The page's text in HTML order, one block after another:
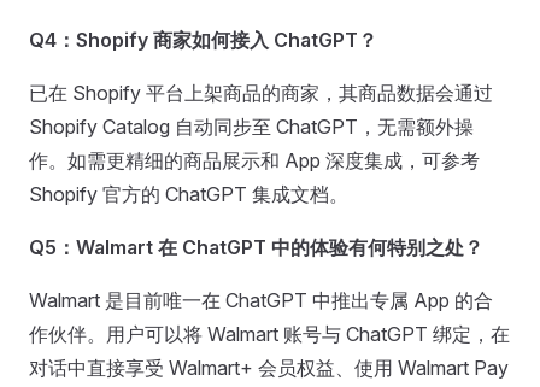
Q4：Shopify 商家如何接入 ChatGPT？
已在 Shopify 平台上架商品的商家，其商品数据会通过
Shopify Catalog 自动同步至 ChatGPT，无需额外操
作。如需更精细的商品展示和 App 深度集成，可参考
Shopify 官方的 ChatGPT 集成文档。
Q5：Walmart 在 ChatGPT 中的体验有何特别之处？
Walmart 是目前唯一在 ChatGPT 中推出专属 App 的合
作伙伴。用户可以将 Walmart 账号与 ChatGPT 绑定，在
对话中直接享受 Walmart+ 会员权益、使用 Walmart Pay